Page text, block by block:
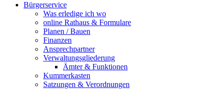
Bürgerservice
Was erledige ich wo
online Rathaus & Formulare
Planen / Bauen
Finanzen
Ansprechpartner
Verwaltungsgliederung
Ämter & Funktionen
Kummerkasten
Satzungen & Verordnungen